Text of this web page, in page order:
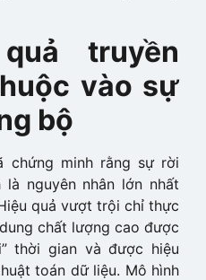
truyền
vào sự
bộ
chứng minh rằng sự rời
nguyên nhân lớn nhất
quả vượt trội chỉ thực
chất lượng cao được
thời gian và được hiệu
toán dữ liệu. Mô hình